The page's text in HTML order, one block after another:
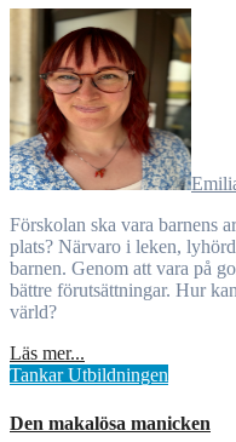
Förskolan ska vara barnens arena, men tar vi vuxna för mycket
plats? Närvaro i leken,
barnen. Genom att vara på
bättre förutsättningar. Hur
värld?
Läs mer...
TankarUtbildningen
Den makalösa manicken